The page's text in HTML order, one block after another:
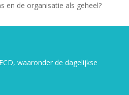
en de organisatie als geheel?
waaronder de dagelijkse